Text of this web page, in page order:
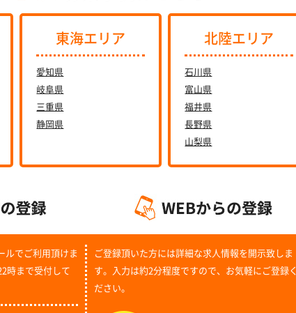
東海エリア
愛知県
岐阜県
三重県
静岡県
北陸エリア
石川県
富山県
福井県
長野県
山梨県
ルでご利用頂けま
時まで受付して
ご登録頂いた方には詳細な求人情報を開示致しま
す。入力は約2分程度ですので、お気軽にご登録く
ださい。